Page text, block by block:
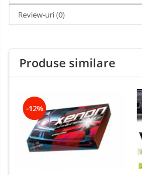
Review-uri(0)
Produse similare
-12%